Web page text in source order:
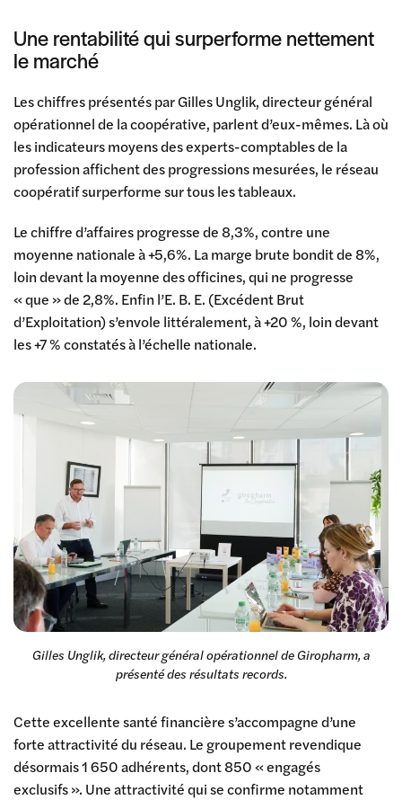
Une rentabilité qui surperforme nettement
le marché
Les chiffres présentés par Gilles Unglik, directeur général
opérationnel de la coopérative, parlent d’eux-mêmes. Là où
les indicateurs moyens des experts-comptables de la
profession affichent des progressions mesurées, le réseau
coopératif surperforme sur tous les tableaux.
Le chiffre d’affaires progresse de 8,3%, contre une
moyenne nationale à +5,6%. La marge brute bondit de 8%,
loin devant la moyenne des officines, qui ne progresse
« que » de 2,8%. Enfin l’E. B. E. (Excédent Brut
d’Exploitation) s’envole littéralement, à +20 %, loin devant
les +7 % constatés à l’échelle nationale.
Gilles Unglik, directeur général opérationnel de Giropharm, a
présenté des résultats records.
Cette excellente santé financière s’accompagne d’une
forte attractivité du réseau. Le groupement revendique
désormais 1 650 adhérents, dont 850 « engagés
exclusifs ». Une attractivité qui se confirme notamment